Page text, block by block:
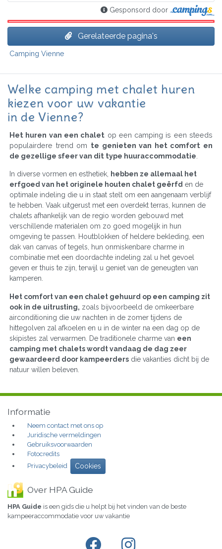
Gesponsord door
Gerelateerde pagina's
Camping Vienne
Welke camping met chalet huren
kiezen voor uw vakantie
in de Vienne?
Het huren van een chalet op een camping is een steeds
populairdere trend om te genieten van het comfort en
de gezellige sfeer van dit type huuraccommodatie
In diverse vormen en esthetiek,
hebben ze allemaal het
erfgoed van het originele houten chalet geërfd en de
optimale indeling die u in staat stelt om een aangenaam verblijf
te hebben. Vaak uitgerust met een overdekt terras, kunnen de
chalets afhankelijk van de regio worden gebouwd met
verschillende materialen om zo goed mogelijk in hun
omgeving te passen. Houtblokken of heldere bekleding, een
dak van canvas of tegels, hun onmiskenbare charme in
combinatie met een doordachte indeling zal u het gevoel
geven er thuis te zijn, terwijl u geniet van de geneugten van
kamperen.
Het comfort van een chalet gehuurd op een camping zit
ook in de uitrusting, zoals bijvoorbeeld de omkeerbare
airconditioning die uw nachten in de zomer tijdens de
hittegolven zal afkoelen en u in de winter na een dag op de
skipistes zal verwarmen. De traditionele charme van een
camping met chalets wordt vandaag de dag zeer
gewaardeerd door kampeerders die vakanties dicht bij de
natuur willen beleven.
Informatie
Neem contact met ons op
Juridische vermeldingen
Gebruiksvoorwaarden
Fotocredits
Privacybeleid
Cookies
Over HPA Guide
HPA Guide is een gids die u helpt bij het vinden van de beste
kampeeraccommodatie voor uw vakantie